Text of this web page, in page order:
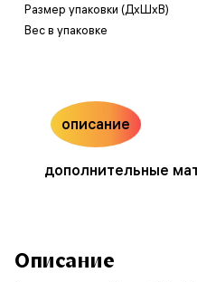
Размер упаковки (ДxШxВ)
Вес в упаковке
описание
дополнительные
Описание